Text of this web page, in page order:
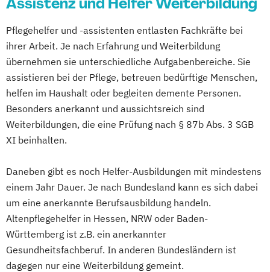
veränderte Menschen (Demenzassistenz)
Manager der Pflege
Palliative-Care-Assistent
Pflegeberatung in Pflegestationen
Praxisanleiter
Qualitätsmanagementbeauftragter in der
Pflege
Pflegedienstleitung
Vertiefung und Wiederholung für
Wohnbereichsleitung
Wohnbereichsleiter
Magdeburg Mainz Mannheim
Mönchenglabdach München Münster
Neubrandenburg Nürnberg Osnabrück
Paderborn Potsdam Regensburg
Rosenheim Rostock Saarbrücken
Schwerin
Siegen Stralsund Stuttgart
Suhl Trier Tübingen Ulm Vechta
Villingen-Schwenningen Wuppertal
Würzburg
Case-Management in Gesundheits-
Diabetesassistent
Fachkraft für Intensivpflege und
Fachkraft für Krankenhaushygiene
Geriatrische Pflege
Gerontopsychiatrische Pflege
Häusliche psychiatrische
Palliative Care
Pflege- und Sozialmanager
Pflegefachkraft in der Palliativversorgung
Pflegehelfer/Pflegeassistent
Schmerzmanagement in der Pflege
Verfahrenspfleger
Pflegehelfer und -assistenten entlasten Fachkräfte bei
ihrer Arbeit. Je nach Erfahrung und Weiterbildung
übernehmen sie unterschiedliche Aufgabenbereiche. Sie
assistieren bei der Pflege, betreuen bedürftige Menschen,
helfen im Haushalt oder begleiten demente Personen.
Besonders anerkannt und aussichtsreich sind
Weiterbildungen, die eine Prüfung nach § 87b Abs. 3 SGB
XI beinhalten.
Daneben gibt es noch Helfer-Ausbildungen mit mindestens
einem Jahr Dauer. Je nach Bundesland kann es sich dabei
um eine anerkannte Berufsausbildung handeln.
Altenpflegehelfer in Hessen, NRW oder Baden-
Württemberg ist z.B. ein anerkannter
Gesundheitsfachberuf. In anderen Bundesländern ist
dagegen nur eine Weiterbildung gemeint.